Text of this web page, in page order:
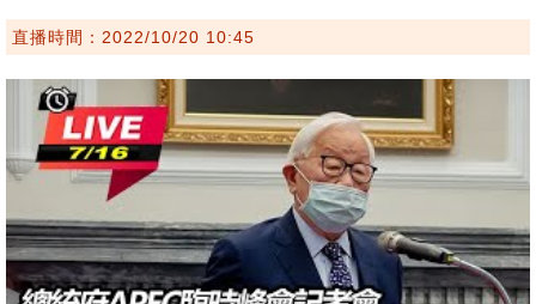
直播時間：2022/10/20 10:45